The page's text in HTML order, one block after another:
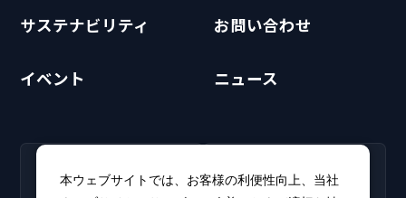
サステナビリティ お問い合わせ
イベント ニュース
採用情報 CLUB PHI（会員専
本ウェブサイトでは、お客様の利便性向上、当社